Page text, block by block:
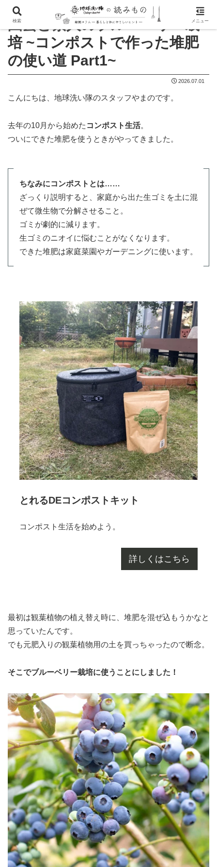
園芸ど素人のブルーベリー栽
培 ~コンポストで作った堆肥
の使い道 Part1~
2026.07.01
こんにちは、地球洗い隊のスタッフやまのです。
去年の10月から始めた コンポスト生活。
ついにできた堆肥を使うときがやってきました。
ちなみにコンポストとは……
ざっくり説明すると、家庭から出た生ゴミを土に混
ぜて微生物で分解させること。
ゴミが劇的に減ります。
生ゴミのニオイに悩むことがなくなります。
できた堆肥は家庭菜園やガーデニングに使います。
とれるDEコンポストキット
コンポスト生活を始めよう。
詳しくはこちら
最初は観葉植物の植え替え時に、堆肥を混ぜ込もうかなと
思っていたんです。
でも元肥入りの観葉植物用の土を買っちゃったので断念。
そこでブルーベリー栽培に使うことにしました！
検索 メニュー